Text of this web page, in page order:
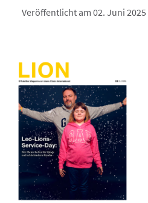
Veröffentlicht am 02. Juni 2025